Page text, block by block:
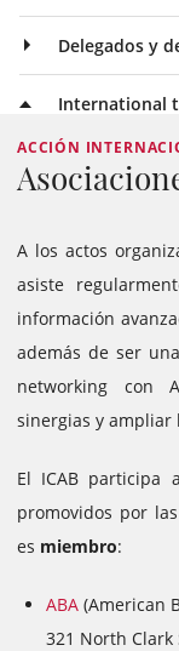
Delegados y
International
ACCIÓN
A los actos
asiste
información
además de ser
networking con
sinergias y ampliar
El ICAB participa
promovidos por
es miembro:
ABA (American
321 North Clark